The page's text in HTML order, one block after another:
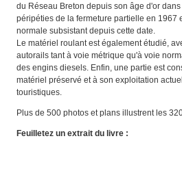
du Réseau Breton depuis son âge d'or
péripéties de la fermeture partielle en 1967
normale subsistant depuis cette date.
Le matériel roulant est également étudié,
autorails tant à voie métrique qu'à voie
des engins diesels. Enfin, une partie est
matériel préservé et à son exploitation
touristiques.
Plus de 500 photos et plans illustrent les
Feuilletez un extrait du livre :